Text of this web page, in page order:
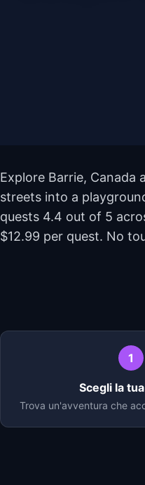
Explore Barrie,
streets into a
quests 4.4 out of 5
$12.99 per quest. No
1
Scegli la
Trova un'avventura che